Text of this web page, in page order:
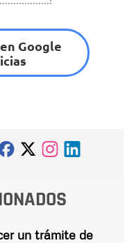
Google
un trámite de